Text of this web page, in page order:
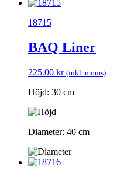
18715
BAQ Liner
225.00 kr (inkl. moms)
Höjd: 30 cm
Diameter: 40 cm